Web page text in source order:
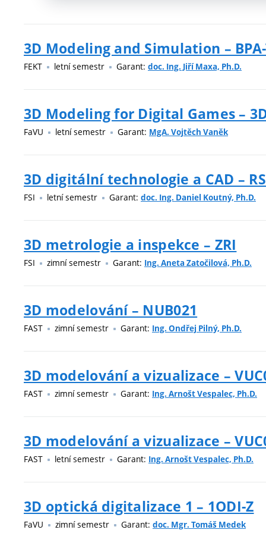
3D Modeling and Simulation –
FEKT letní semestr Garant: doc. Ing. Jiří Maxa, Ph.D.
3D Modeling for Digital Games –
FaVU letní semestr Garant: MgA. Vojtěch Vaněk
3D digitální technologie a CAD –
FSI letní semestr Garant: doc. Ing. Daniel Koutný, Ph.D.
3D metrologie a inspekce – ZRI
FSI zimní semestr Garant: Ing. Aneta Zatočilová, Ph.D.
3D modelování – NUB021
FAST zimní semestr Garant: Ing. Ondřej Pilný, Ph.D.
3D modelování a vizualizace –
FAST zimní semestr Garant: Ing. Arnošt Vespalec, Ph.D.
3D modelování a vizualizace –
FAST letní semestr Garant: Ing. Arnošt Vespalec, Ph.D.
3D optická digitalizace 1 – 1ODI-Z
FaVU zimní semestr Garant: doc. Mgr. Tomáš Medek